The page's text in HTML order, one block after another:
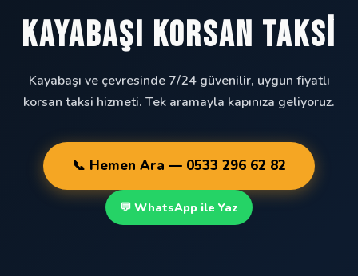
Kayabaşı Korsan Taksi
Kayabaşı ve çevresinde 7/24 güvenilir, uygun fiyatlı
korsan taksi hizmeti. Tek aramayla kapınıza geliyoruz.
📞 Hemen Ara — 0533 296 62 82
💬 WhatsApp ile Yaz